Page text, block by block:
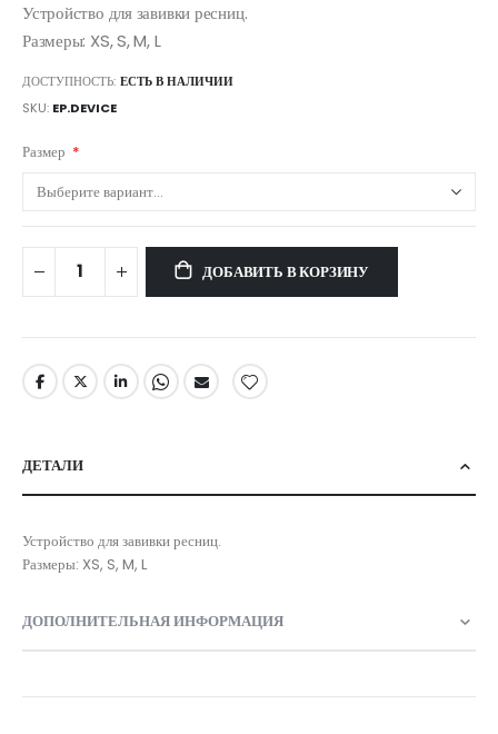
Устройство для завивки ресниц.
Размеры: XS, S, M, L
ДОСТУПНОСТЬ: ЕСТЬ В НАЛИЧИИ
SKU EP.DEVICE
Размер
ДОБАВИТЬ В КОРЗИНУ
ДЕТАЛИ
Устройство для завивки ресниц.
Размеры: XS, S, M, L
ДОПОЛНИТЕЛЬНАЯ ИНФОРМАЦИЯ